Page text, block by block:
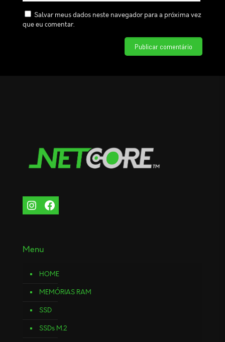
Salvar meus dados neste navegador para a próxima vez
que eu comentar.
Menu
HOME
MEMÓRIAS RAM
SSD
SSDs M.2